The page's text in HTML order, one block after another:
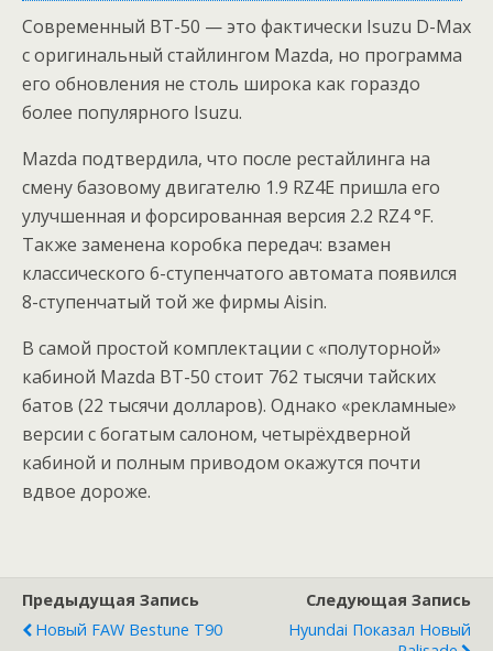
Современный BT-50 — это фактически Isuzu D-Max
с оригинальный стайлингом Mazda, но программа
его обновления не столь широка как гораздо
более популярного Isuzu.
Mazda подтвердила, что после рестайлинга на
смену базовому двигателю 1.9 RZ4E пришла его
улучшенная и форсированная версия 2.2 RZ4 °F.
Также заменена коробка передач: взамен
классического 6-ступенчатого автомата появился
8-ступенчатый той же фирмы Aisin.
В самой простой комплектации с «полуторной»
кабиной Mazda BT-50 стоит 762 тысячи тайских
батов (22 тысячи долларов). Однако «рекламные»
версии с богатым салоном, четырёхдверной
кабиной и полным приводом окажутся почти
вдвое дороже.
Предыдущая Запись
Новый FAW Bestune T90
Следующая Запись
Hyundai Показал Новый